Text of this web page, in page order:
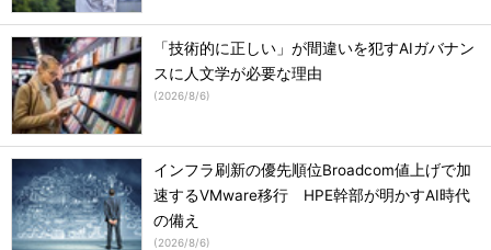
「技術的に正しい」が間違いを犯すAIガバナン
スに人文学が必要な理由
(2026/8/6)
インフラ刷新の優先順位Broadcom値上げで加
速するVMware移行 HPE幹部が明かすAI時代
の備え
(2026/8/6)